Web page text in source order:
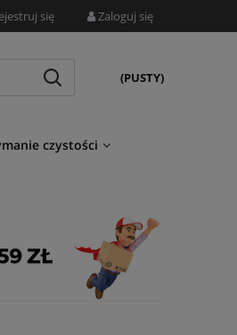
się Zaloguj się
(PUSTY)
czystości